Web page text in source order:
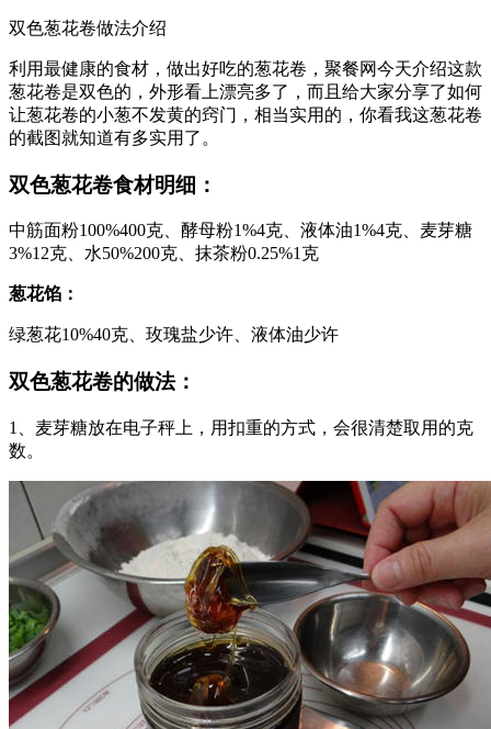
双色葱花卷做法介绍
利用最健康的食材，做出好吃的葱花卷，聚餐网今天介绍这款
葱花卷是双色的，外形看上漂亮多了，而且给大家分享了如何
让葱花卷的小葱不发黄的窍门，相当实用的，你看我这葱花卷
的截图就知道有多实用了。
双色葱花卷食材明细：
中筋面粉100%400克、酵母粉1%4克、液体油1%4克、麦芽糖
3%12克、水50%200克、抹茶粉0.25%1克
葱花馅：
绿葱花10%40克、玫瑰盐少许、液体油少许
双色葱花卷的做法：
1、麦芽糖放在电子秤上，用扣重的方式，会很清楚取用的克
数。